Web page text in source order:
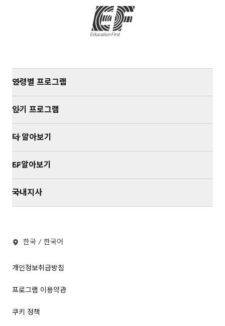
연령별 프로그램
인기 프로그램
더 알아보기
EF알아보기
국내지사
한국 / 한국어
개인정보취급방침
프로그램 이용약관
쿠키 정책